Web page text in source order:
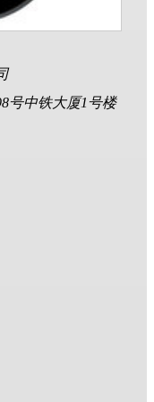
号中铁大厦1号楼